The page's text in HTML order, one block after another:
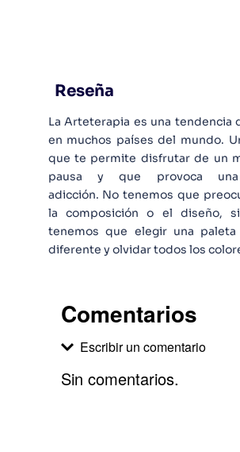
Reseña
La Arteterapia es una tendencia
en muchos países del mundo.
que te permite disfrutar de un
pausa y que provoca una
adicción. No tenemos que
la composición o el diseño,
tenemos que elegir una
diferente y olvidar todos los
Comentarios
Escribir un comentario
Sin comentarios.